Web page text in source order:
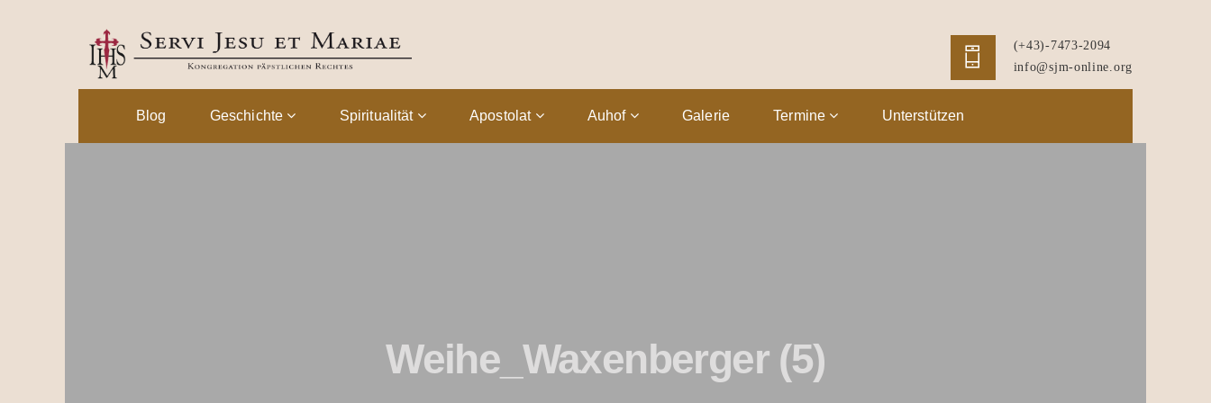
(+43)-7473-2094
info@sjm-online.org
Blog Geschichte Spiritualität Apostolat Auhof Galerie Termine Unterstützen
Weihe_Waxenberger (5)